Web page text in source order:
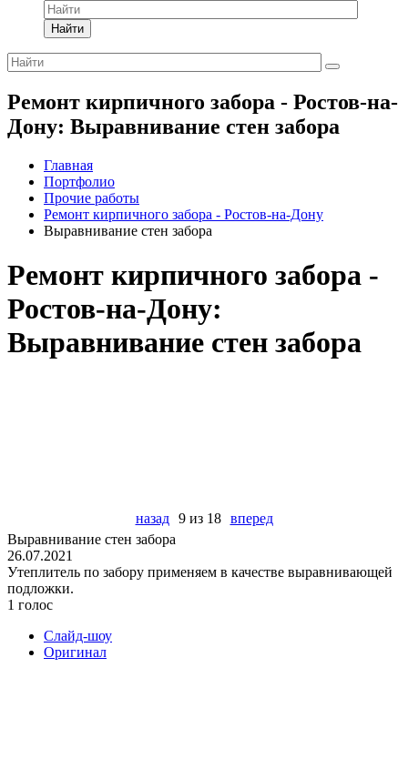
Найти
Ремонт кирпичного забора - Ростов-на-
Дону: Выравнивание стен забора
Главная
Портфолио
Прочие работы
Ремонт кирпичного забора - Ростов-на-Дону
Выравнивание стен забора
Ремонт кирпичного забора -
Ростов-на-Дону:
Выравнивание стен забора
назад 9 из 18
вперед
Выравнивание стен забора
26.07.2021
Утеплитель по забору применяем в качестве выравнивающей
подложки.
1 голос
Слайд-шоу
Оригинал